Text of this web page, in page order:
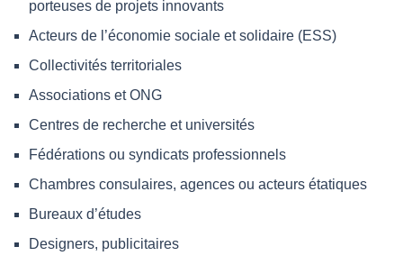
porteuses de projets innovants
Acteurs de l’économie sociale et solidaire (ESS)
Collectivités territoriales
Associations et ONG
Centres de recherche et universités
Fédérations ou syndicats professionnels
Chambres consulaires, agences ou acteurs étatiques
Bureaux d’études
Designers, publicitaires